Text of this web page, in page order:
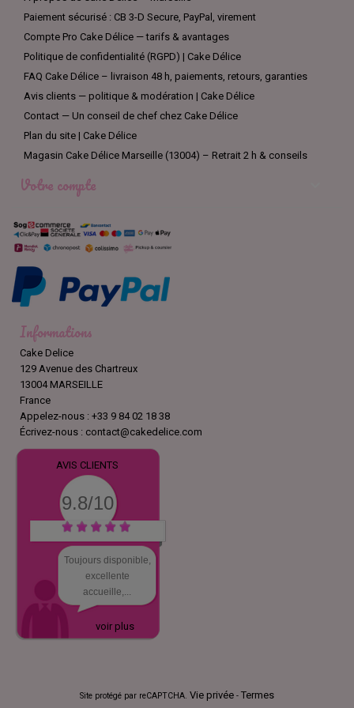
Paiement sécurisé : CB 3-D Secure, PayPal, virement
Compte Pro Cake Délice — tarifs & avantages
Politique de confidentialité (RGPD) | Cake Délice
FAQ Cake Délice – livraison 48 h, paiements, retours, garanties
Avis clients — politique & modération | Cake Délice
Contact — Un conseil de chef chez Cake Délice
Plan du site | Cake Délice
Magasin Cake Délice Marseille (13004) – Retrait 2 h & conseils
Votre compte
Informations
Cake Delice
129 Avenue des Chartreux
13004 MARSEILLE
France
Appelez-nous : +33 9 84 02 18 38
Écrivez-nous : contact@cakedelice.com
AVIS CLIENTS
9.8/10
Toujours disponible,
excellente
accueille,...
voir plus
Site protégé par reCAPTCHA. Vie privée - Termes